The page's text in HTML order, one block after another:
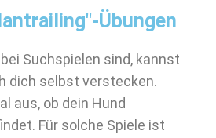
Übungen
Suchspielen sind, kannst
dich selbst verstecken.
aus, ob dein Hund
Für solche Spiele ist